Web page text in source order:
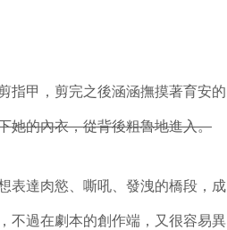
指甲，剪完之後涵涵撫摸著育安的
她的內衣，從背後粗魯地進入。
表達肉慾、嘶吼、發洩的橋段，成
不過在劇本的創作端，又很容易異